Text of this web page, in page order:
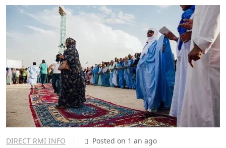
DIRECT RMI INFO Posted on 1 an ago